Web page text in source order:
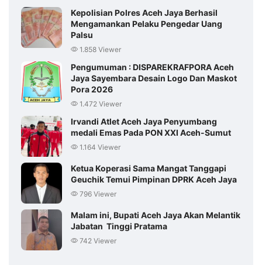
Kepolisian Polres Aceh Jaya Berhasil
Mengamankan Pelaku Pengedar Uang
Palsu
1.858 Viewer
Pengumuman : DISPAREKRAFPORA Aceh
Jaya Sayembara Desain Logo Dan Maskot
Pora 2026
1.472 Viewer
Irvandi Atlet Aceh Jaya Penyumbang
medali Emas Pada PON XXI Aceh-Sumut
1.164 Viewer
Ketua Koperasi Sama Mangat Tanggapi
Geuchik Temui Pimpinan DPRK Aceh Jaya
796 Viewer
Malam ini, Bupati Aceh Jaya Akan Melantik
Jabatan Tinggi Pratama
742 Viewer